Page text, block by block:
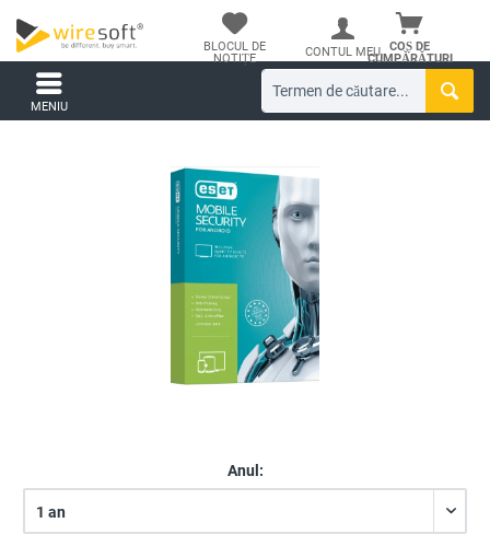
COȘ DE
CUMPĂRĂTURI
BLOCUL DE
NOTIȚE
CONTUL MEU
MENIU
Anul: